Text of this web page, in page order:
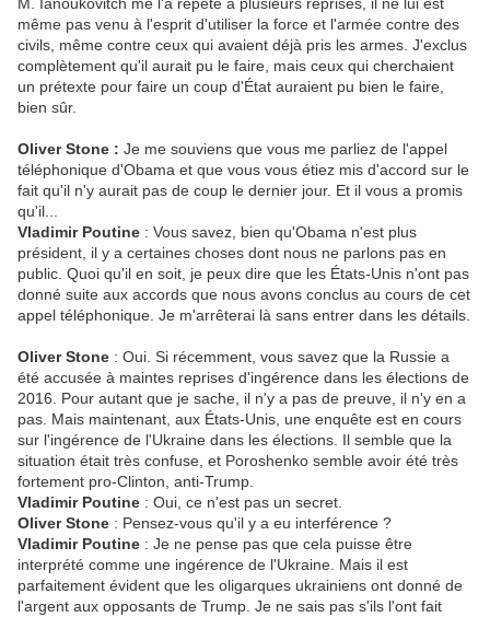
même pas venu à l'esprit d'utiliser la force et l'armée contre des
civils, même contre ceux qui avaient déjà pris les armes. J'exclus
complètement qu'il aurait pu le faire, mais ceux qui cherchaient
un prétexte pour faire un coup d'État auraient pu bien le faire,
bien sûr.
Oliver Stone : Je me souviens que vous me parliez de l'appel
téléphonique d'Obama et que vous vous étiez mis d'accord sur le
fait qu'il n'y aurait pas de coup le dernier jour. Et il vous a promis
qu'il...
Vladimir Poutine : Vous savez, bien qu'Obama n'est plus
président, il y a certaines choses dont nous ne parlons pas en
public. Quoi qu'il en soit, je peux dire que les États-Unis n'ont pas
donné suite aux accords que nous avons conclus au cours de cet
appel téléphonique. Je m'arrêterai là sans entrer dans les détails.
Oliver Stone : Oui. Si récemment, vous savez que la Russie a
été accusée à maintes reprises d'ingérence dans les élections de
2016. Pour autant que je sache, il n'y a pas de preuve, il n'y en a
pas. Mais maintenant, aux États-Unis, une enquête est en cours
sur l'ingérence de l'Ukraine dans les élections. Il semble que la
situation était très confuse, et Poroshenko semble avoir été très
fortement pro-Clinton, anti-Trump.
Vladimir Poutine : Oui, ce n'est pas un secret.
Oliver Stone : Pensez-vous qu'il y a eu interférence ?
Vladimir Poutine : Je ne pense pas que cela puisse être
interprété comme une ingérence de l'Ukraine. Mais il est
parfaitement évident que les oligarques ukrainiens ont donné de
l'argent aux opposants de Trump. Je ne sais pas s'ils l'ont fait